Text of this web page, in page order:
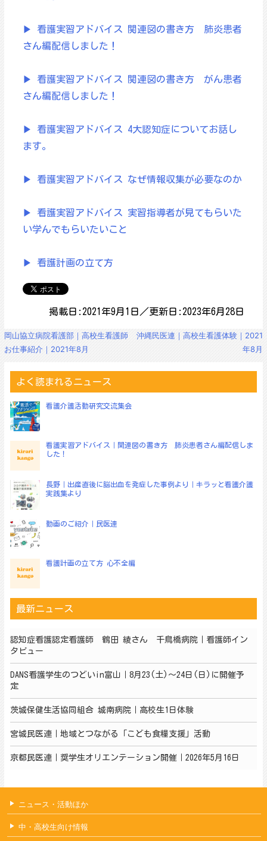
▶ 看護実習アドバイス 関連図の書き方 肺炎患者
さん編配信しました！
▶ 看護実習アドバイス 関連図の書き方 がん患者
さん編配信しました！
▶ 看護実習アドバイス 4大認知症についてお話し
ます。
▶ 看護実習アドバイス なぜ情報収集が必要なのか
▶ 看護実習アドバイス 実習指導者が見てもらいた
い学んでもらいたいこと
▶ 看護計画の立て方
掲載日:2021年9月1日／更新日:2023年6月28日
投
稿
ー
シ
ョ
ン
岡山協立病院看護部｜高校生看護師
お仕事紹介｜2021年8月
沖縄民医連｜高校生看護体験｜2021
年8月
よく読まれるニュース
看護介護活動研究交流集会
看護実習アドバイス｜関連図の書き方 肺炎患者さん編配信しま
した！
長野｜出産直後に脳出血を発症した事例より｜キラッと看護介護
実践集より
動画のご紹介｜民医連
看護計画の立て方 心不全編
最新ニュース
認知症看護認定看護師 鶴田 綾さん 千鳥橋病院｜看護師イン
タビュー
DANS看護学生のつどいin富山｜8月23(土)～24日(日)に開催予
定
茨城保健生活協同組合 城南病院｜高校生1日体験
宮城民医連｜地域とつながる「こども食糧支援」活動
京都民医連｜奨学生オリエンテーション開催｜2026年5月16日
ニュース・活動ほか
中・高校生向け情報